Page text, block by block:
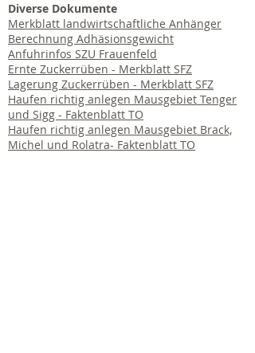
Diverse Dokumente
Merkblatt landwirtschaftliche Anhänger
Berechnung Adhäsionsgewicht
Anfuhrinfos SZU Frauenfeld
Ernte Zuckerrüben - Merkblatt SFZ
Lagerung Zuckerrüben - Merkblatt SFZ
Haufen richtig anlegen Mausgebiet Tenger
und Sigg - Faktenblatt TO
Haufen richtig anlegen Mausgebiet Brack,
Michel und Rolatra- Faktenblatt TO